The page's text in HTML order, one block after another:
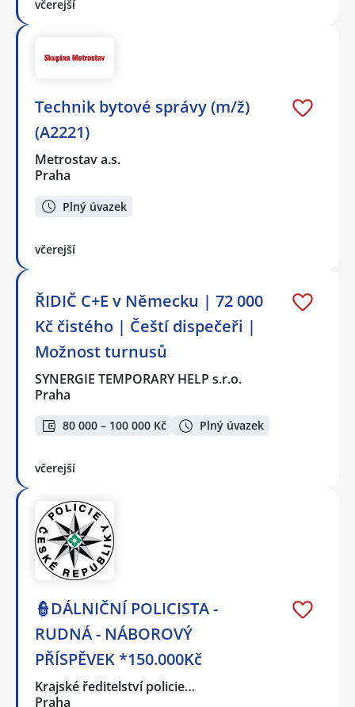
včerejší
Technik bytové správy (m/ž)
(A2221)
Metrostav a.s.
Praha
Plný úvazek
včerejší
ŘIDIČ C+E v Německu | 72 000
Kč čistého | Čeští dispečeři |
Možnost turnusů
SYNERGIE TEMPORARY HELP s.r.o.
Praha
80 000 – 100 000 Kč Plný úvazek
včerejší
👮DÁLNIČNÍ POLICISTA -
RUDNÁ - NÁBOROVÝ
PŘÍSPĚVEK *150.000Kč
Krajské ředitelství policie…
Praha